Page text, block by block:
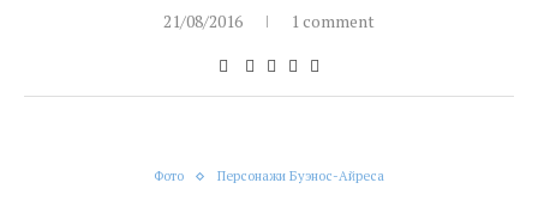
21/08/2016 1 comment
Фото Персонажи Буэнос-Айреса